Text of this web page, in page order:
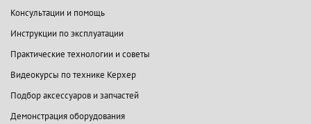
Консультации и помощь
Инструкции по эксплуатации
Практические технологии и советы
Видеокурсы по технике Керхер
Подбор аксессуаров и запчастей
Демонстрация оборудования